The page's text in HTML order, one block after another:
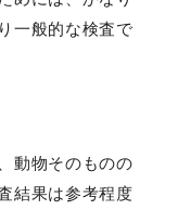
一般的な検査で
動物そのものの
結果は参考程度